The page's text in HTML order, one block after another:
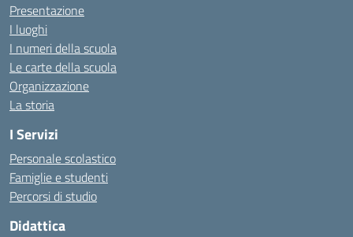
Presentazione
I luoghi
I numeri della scuola
Le carte della scuola
Organizzazione
La storia
I Servizi
Personale scolastico
Famiglie e studenti
Percorsi di studio
Didattica